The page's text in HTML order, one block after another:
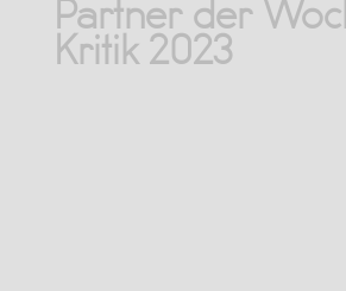
Partner der
Kritik 2023